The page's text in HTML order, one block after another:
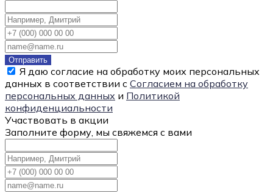
Отправить
Я даю согласие на обработку моих персональных
данных в соответствии с Согласием на обработку
персональных данных и Политикой
конфиденциальности
Участвовать в акции
Заполните форму, мы свяжемся с вами